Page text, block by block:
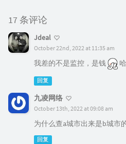
17 条评论
Jdeal
October 22nd, 2022 at 11:35 am
我差的不是监控，是钱
回复
九凌网络
October 13th, 2022 at 09:08 am
为什么查a城市出来是b城市
回复